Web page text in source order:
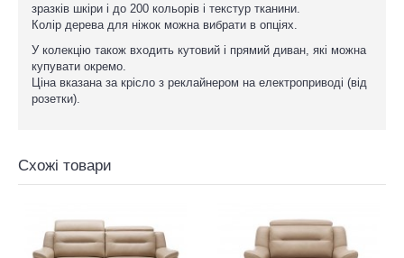
зразків шкіри і до 200 кольорів і текстур тканини.
Колір дерева для ніжок можна вибрати в опціях.
У колекцію також входить кутовий і прямий диван, які можна
купувати окремо.
Ціна вказана за крісло з реклайнером на електроприводі (від
розетки).
Схожі товари